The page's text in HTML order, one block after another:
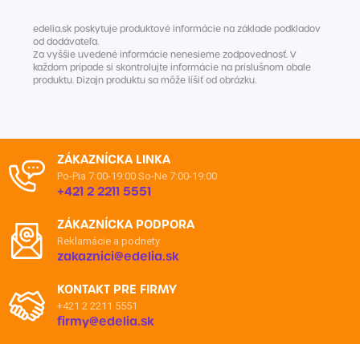
edelia.sk poskytuje produktové informácie na základe podkladov
od dodávateľa.
Za vyššie uvedené informácie nenesieme zodpovednosť. V
každom prípade si skontrolujte informácie na príslušnom obale
produktu. Dizajn produktu sa môže líšiť od obrázku.
ZÁKAZNÍCKA LINKA
Po-Pia 7:00-19:00 So-Ne 7:00-19:00
+421 2 2211 5551
ZÁKAZNÍCKA PODPORA
Reklamácie a podnety
zakaznici@edelia.sk
KONTAKT PRE FIRMY
+421 2 2211 5551
firmy@edelia.sk